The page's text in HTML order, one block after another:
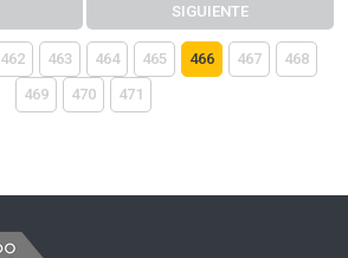
462 463 464 465 466 467
468
469
470 471
SIGUIENTE